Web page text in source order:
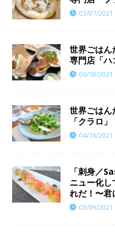
03/07/2021
世界ごは
専門店「ハ
06/18/2021
世界ごは
「クラロ」
04/16/2021
「刺身／
ニュー化
れだ！〜君
03/09/2021